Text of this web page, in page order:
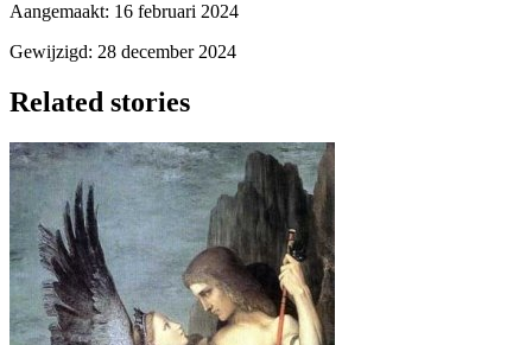
Aangemaakt: 16 februari 2024
Gewijzigd: 28 december 2024
Related stories